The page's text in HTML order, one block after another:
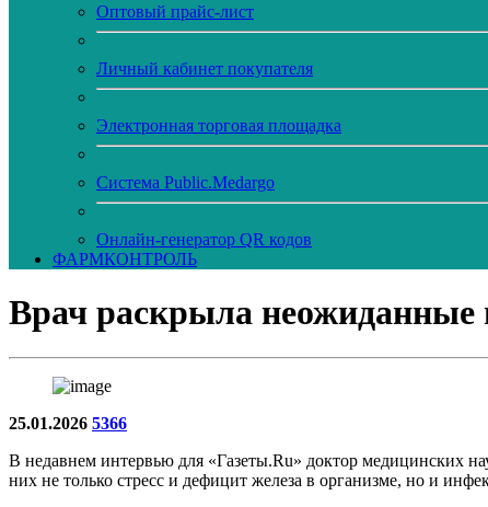
Оптовый прайс-лист
Личный кабинет покупателя
Электронная торговая площадка
Система Public.Medargo
Онлайн-генератор QR кодов
ФАРМКОНТРОЛЬ
Врач раскрыла неожиданные
25.01.2026 5366
В недавнем интервью для «Газеты.Ru» доктор медицинских
них не только стресс и дефицит железа в организме, но и